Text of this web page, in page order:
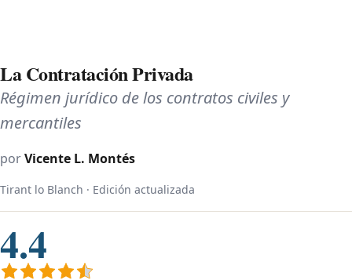
La Contratación Privada
Régimen jurídico de los contratos civiles y
mercantiles
porVicente L. Montés
Tirant lo Blanch · Edición actualizada
4.4